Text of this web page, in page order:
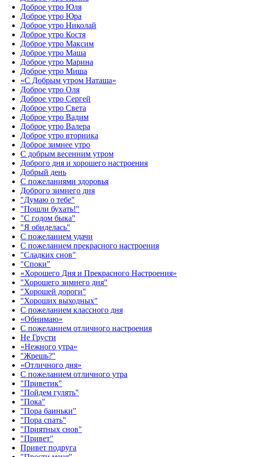
Доброе утро Юля
Доброе утро Юра
Доброе утро Николай
Доброе утро Костя
Доброе утро Максим
Доброе утро Маша
Доброе утро Марина
Доброе утро Миша
«С Добрым утром Наташа»
Доброе утро Оля
Доброе утро Сергей
Доброе утро Света
Доброе утро Вадим
Доброе утро Валера
Доброе утро вторника
Доброе зимнее утро
С добрым весенним утром
Доброго дня и хорошего настроения
Добрый день
С пожеланиями здоровья
Доброго зимнего дня
"Думаю о тебе"
"Пошли бухать!"
"С годом быка"
"Я обиделась"
С пожеланием удачи
С пожеланием прекрасного настроения
"Сладких снов"
"Споки"
«Хорошего Дня и Прекрасного Настроения»
"Хорошего зимнего дня"
"Хорошей дороги"
"Хороших выходных"
С пожеланием классного дня
«Обнимаю»
С пожеланием отличного настроения
Не Грусти
«Нежного утра»‎
"Жрешь?"
«Отличного дня»‎
С пожеланием отличного утра
"Приветик"
"Пойдем гулять"
"Пока"
"Пора баиньки"
"Пора спать"
"Приятных снов"
"Привет"
Привет подруга